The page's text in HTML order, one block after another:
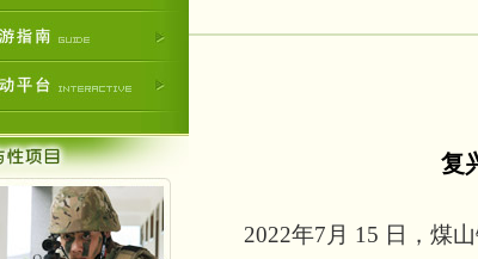
复
2022年7月 15 日，煤